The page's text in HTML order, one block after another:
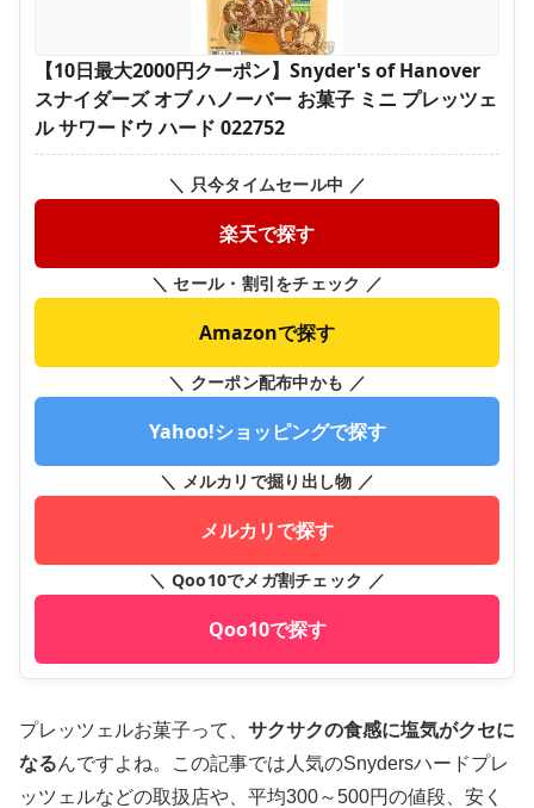
【10日最大2000円クーポン】Snyder's of Hanover
スナイダーズ オブ ハノーバー お菓子 ミニ プレッツェ
ル サワードウ ハード 022752
＼ 只今タイムセール中 ／
楽天で探す
＼ セール・割引をチェック ／
Amazonで探す
＼ クーポン配布中かも ／
Yahoo!ショッピングで探す
＼ メルカリで掘り出し物 ／
メルカリで探す
＼ Qoo10でメガ割チェック ／
Qoo10で探す
プレッツェルお菓子って、 サクサクの食感に塩気がクセに
なるんですよね。この記事では人気のSnydersハードプレ
ッツェルなどの取扱店や、平均300～500円の値段、安く